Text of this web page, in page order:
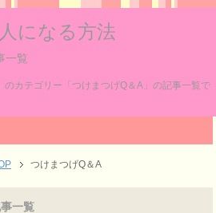
になる方法
一覧
のカテゴリー「つけまつげQ＆A」の記事一覧で
つけまつげQ＆A
一覧